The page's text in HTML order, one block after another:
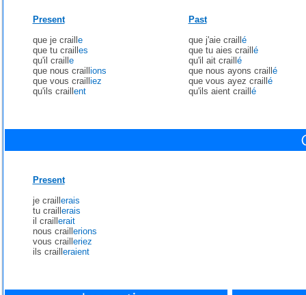
Present
que je craill e
que tu craill es
qu'il craill e
que nous craill ions
que vous craill iez
qu'ils craill ent
Past
que j'aie craill é
que tu aies craill é
qu'il ait craill é
que nous ayons craill é
que vous ayez craill é
qu'ils aient craill é
Present
je craill erais
tu craill erais
il craill erait
nous craill erions
vous craill eriez
ils craill eraient